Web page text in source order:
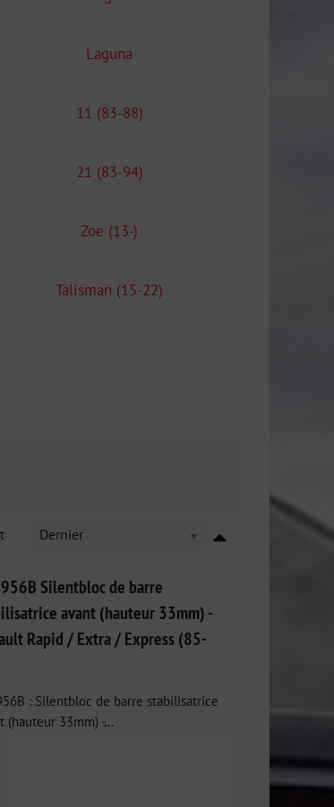
Laguna
11 (83-88)
21 (83-94)
Zoe (13-)
Talisman (15-22)
Dernier
Silentbloc de barre
avant (hauteur 33mm) -
Rapid / Extra / Express (85-
: Silentbloc de barre stabilisatrice
(hauteur 33mm) -...